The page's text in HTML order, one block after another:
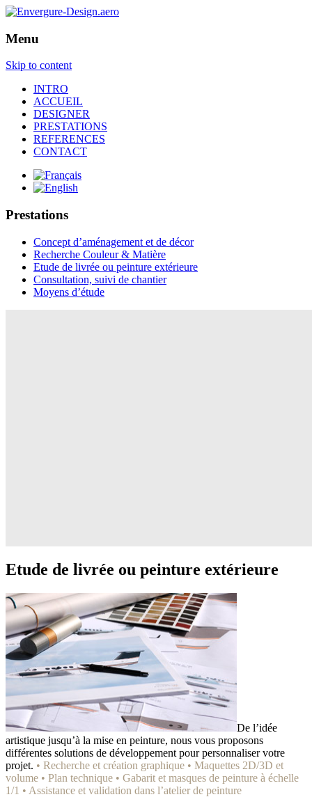
Menu
Skip to content
INTRO
ACCUEIL
DESIGNER
PRESTATIONS
REFERENCES
CONTACT
Prestations
Concept d’aménagement et de décor
Recherche Couleur & Matière
Etude de livrée ou peinture extérieure
Consultation, suivi de chantier
Moyens d’étude
Etude de livrée ou peinture extérieure
De l’idée
artistique jusqu’à la mise en peinture, nous vous proposons
différentes solutions de développement pour personnaliser votre
projet. • Recherche et création graphique • Maquettes 2D/3D et
volume • Plan technique • Gabarit et masques de peinture à échelle
1/1 • Assistance et validation dans l’atelier de peinture